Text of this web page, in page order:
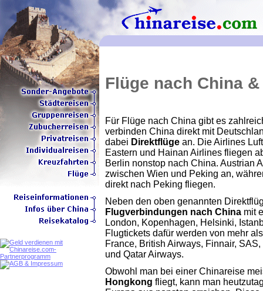
Flüge nach China
Für Flüge nach China gibt es
verbinden China direkt mit
dabei Direktflüge an. Die Airlines
Eastern und Hainan Airlines fliegen
Berlin nonstop nach China. Austrian
zwischen Wien und Peking an,
direkt nach Peking fliegen.
Neben den oben genannten
Flugverbindungen nach China mit
London, Kopenhagen, Helsinki,
Flugtickets dafür werden von mehr
France, British Airways, Finnair,
und Qatar Airways.
Obwohl man bei einer Chinareise
Hongkong fliegt, kann man